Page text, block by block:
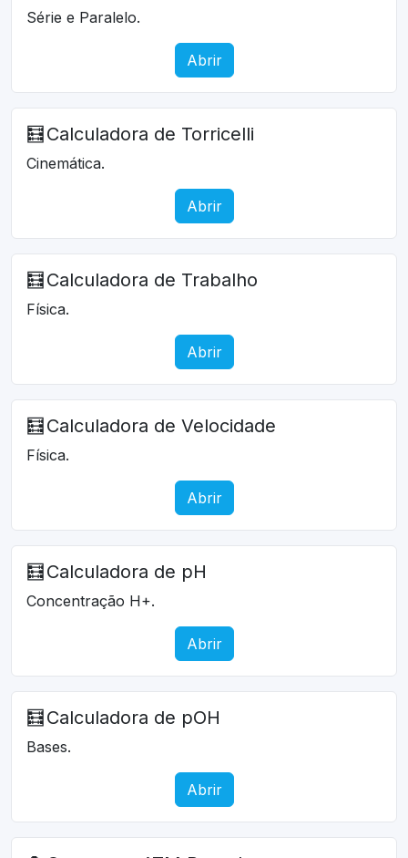
Série e Paralelo.
Abrir
🧮 Calculadora de Torricelli
Cinemática.
Abrir
🧮 Calculadora de Trabalho
Física.
Abrir
🧮 Calculadora de Velocidade
Física.
Abrir
🧮 Calculadora de pH
Concentração H+.
Abrir
🧮 Calculadora de pOH
Bases.
Abrir